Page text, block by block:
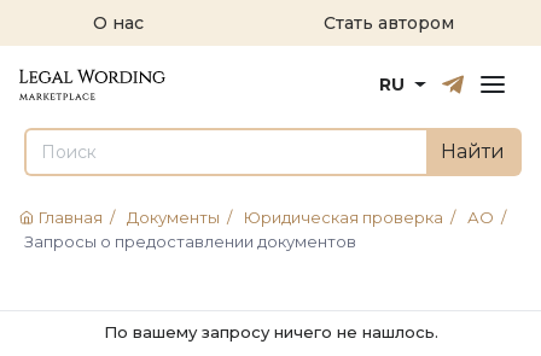
О нас Стать автором
РусскийEnglish
RU
Найти
Главная / Документы / Юридическая проверка / АО /
Запросы о предоставлении документов
По вашему запросу ничего не нашлось.